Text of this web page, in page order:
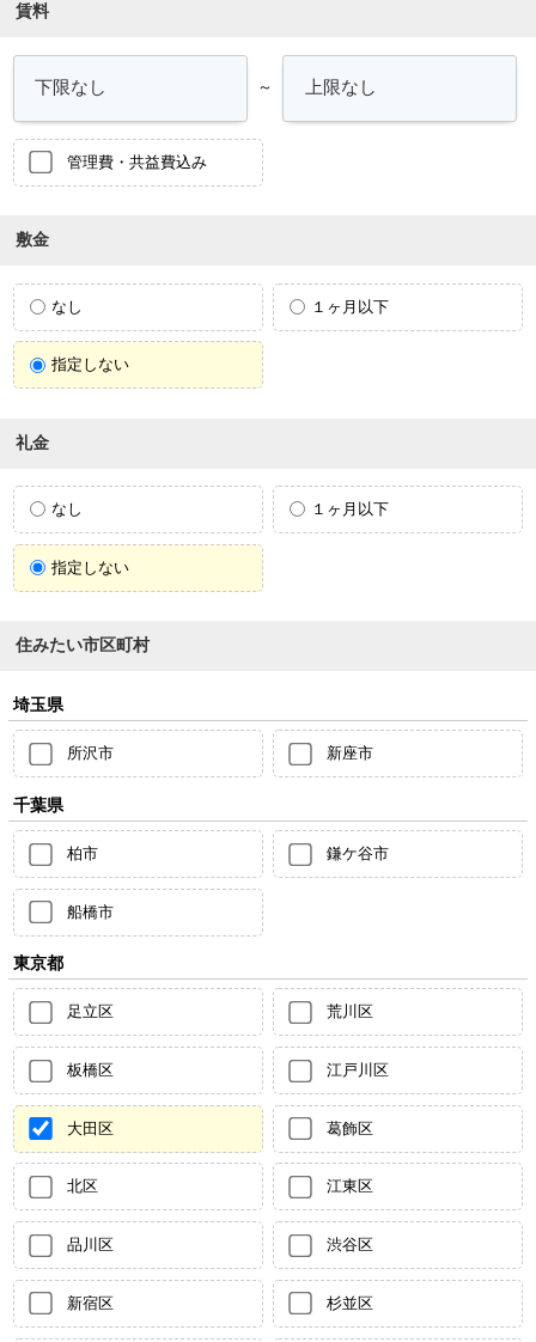
賃料
～
管理費・共益費込み
敷金
なし １ヶ月以下
指定しない
礼金
なし １ヶ月以下
指定しない
住みたい市区町村
埼玉県
所沢市 新座市
千葉県
柏市 鎌ケ谷市
船橋市
東京都
足立区 荒川区
板橋区 江戸川区
大田区 葛飾区
北区 江東区
品川区 渋谷区
新宿区 杉並区